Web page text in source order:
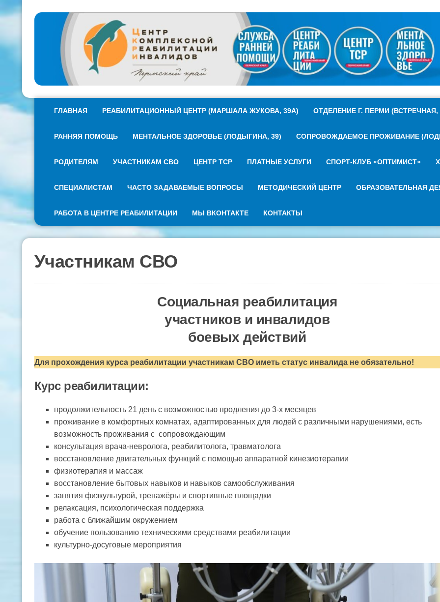
ГЛАВНАЯ РЕАБИЛИТАЦИОННЫЙ ЦЕНТР (МАРШАЛА ЖУКОВА, 39А) ОТДЕЛЕНИЕ Г. ПЕРМИ (ВСТРЕЧНАЯ,
РАННЯЯ ПОМОЩЬ МЕНТАЛЬНОЕ ЗДОРОВЬЕ (ЛОДЫГИНА, 39) СОПРОВОЖДАЕМОЕ ПРОЖИВАНИЕ
РОДИТЕЛЯМ УЧАСТНИКАМ СВО ЦЕНТР ТСР ПЛАТНЫЕ УСЛУГИ СПОРТ-КЛУБ «ОПТИМИСТ»
СПЕЦИАЛИСТАМ ЧАСТО ЗАДАВАЕМЫЕ ВОПРОСЫ МЕТОДИЧЕСКИЙ ЦЕНТР ОБРАЗОВАТЕЛЬНАЯ
РАБОТА В ЦЕНТРЕ РЕАБИЛИТАЦИИ МЫ ВКОНТАКТЕ КОНТАКТЫ
Участникам СВО
Социальная реабилитация
участников и инвалидов
боевых действий
Для прохождения курса реабилитации участникам СВО иметь статус инвалида не обязательно!
Курс реабилитации:
продолжительность 21 день с возможностью продления до 3-х месяцев
проживание в комфортных комнатах, адаптированных для людей с различными нарушениями, есть
возможность проживания с сопровождающим
консультация врача-невролога, реабилитолога, травматолога
восстановление двигательных функций с помощью аппаратной кинезиотерапии
физиотерапия и массаж
восстановление бытовых навыков и навыков самообслуживания
занятия физкультурой, тренажёры и спортивные площадки
релаксация, психологическая поддержка
работа с ближайшим окружением
обучение пользованию техническими средствами реабилитации
культурно-досуговые мероприятия